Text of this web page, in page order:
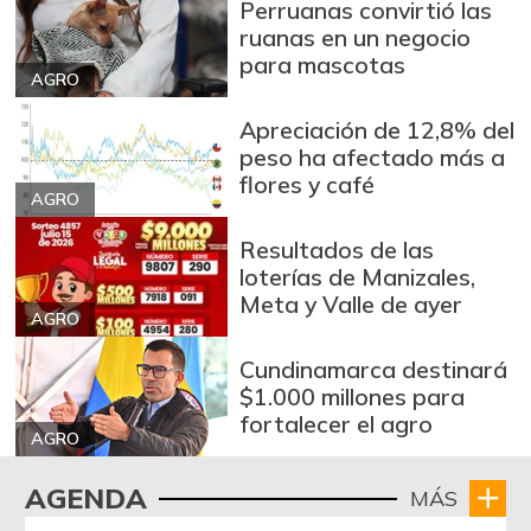
07/25/2026 +0,91%
Bagre rayado
entero fresco
$ 35.000,00
Banano criollo
07/25/2026
$ 1.750,00
Bocachico criollo
fresco
07/18/2026
$ 38.000,00
-5,00%
Bocadillo veleño
05/21/2016 -9,01%
Bola de pierna de
res
07/25/2026
$ 30.333,00
AGRO
Perruanas convirtió las
ruanas en un negocio
para mascotas
AGRO
Apreciación de 12,8% del
peso ha afectado más a
flores y café
AGRO
Resultados de las
loterías de Manizales,
Meta y Valle de ayer
AGRO
Cundinamarca destinará
$1.000 millones para
fortalecer el agro
AGENDA MÁS